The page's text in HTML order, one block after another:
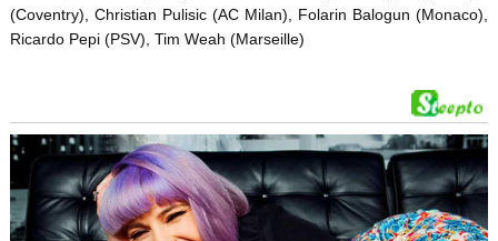
(Coventry), Christian Pulisic (AC Milan), Folarin Balogun (Monaco),
Ricardo Pepi (PSV), Tim Weah (Marseille)